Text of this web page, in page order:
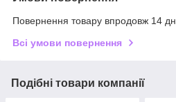
Повернення товару впродовж 14
Всі умови повернення
Подібні товари компанії